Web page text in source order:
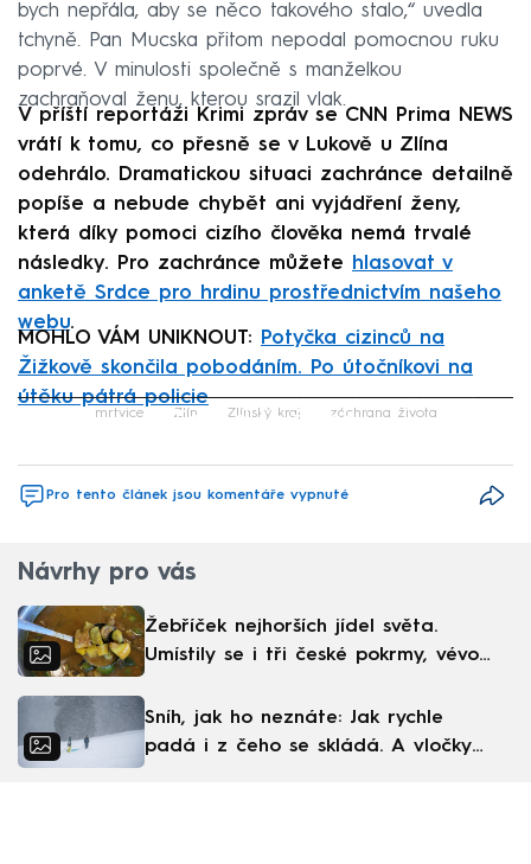
bych nepřála, aby se něco takového stalo,“ uvedla
tchyně. Pan Mucska přitom nepodal pomocnou ruku
poprvé. V minulosti společně s manželkou
zachraňoval ženu, kterou srazil vlak.
V příští reportáži Krimi zpráv se CNN Prima NEWS
vrátí k tomu, co přesně se v Lukově u Zlína
odehrálo. Dramatickou situaci zachránce detailně
popíše a nebude chybět ani vyjádření ženy,
která díky pomoci cizího člověka nemá trvalé
následky. Pro zachránce můžete hlasovat v
anketě Srdce pro hrdinu prostřednictvím našeho
webu.
MOHLO VÁM UNIKNOUT: Potyčka cizinců na
Žižkově skončila pobodáním. Po útočníkovi na
útěku pátrá policie
Failed to fetch
mrtvice Zlín Zlínský kraj záchrana života
Pro tento článek jsou komentáře vypnuté
Návrhy pro vás
Žebříček nejhorších jídel světa.
Umístily se i tři české pokrmy, vévodí
Sníh, jak ho neznáte: Jak rychle
padá i z čeho se skládá. A vločky